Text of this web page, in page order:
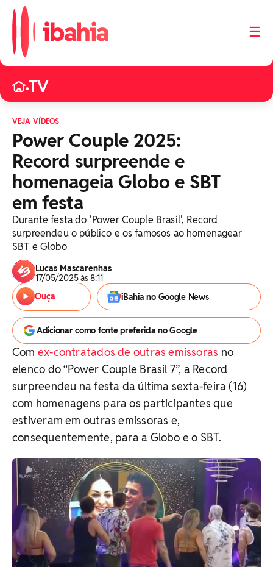
☰
•TV
VEJA VÍDEOS
Power Couple 2025:
Record surpreende e
homenageia Globo e SBT
em festa
Durante festa do 'Power Couple Brasil', Record
surpreendeu o público e os famosos ao homenagear
SBT e Globo
Lucas Mascarenhas
17/05/2025 às 8:11
Ouça
iBahia no Google News
Adicionar como fonte preferida no Google
Com ex-contratados de outras emissoras no
elenco do “Power Couple Brasil 7”, a Record
surpreendeu na festa da última sexta-feira (16)
com homenagens para os participantes que
estiveram em outras emissoras e,
consequentemente, para a Globo e o SBT.